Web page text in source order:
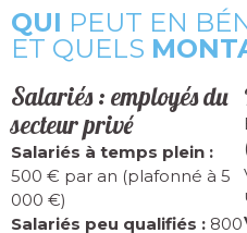
Salariés : employés du
secteur privé
Salariés à temps plein :
500 € par an (plafonné à 5
000 €)
Salariés peu qualifiés : 800
QUI PEUT EN
ET QUELS